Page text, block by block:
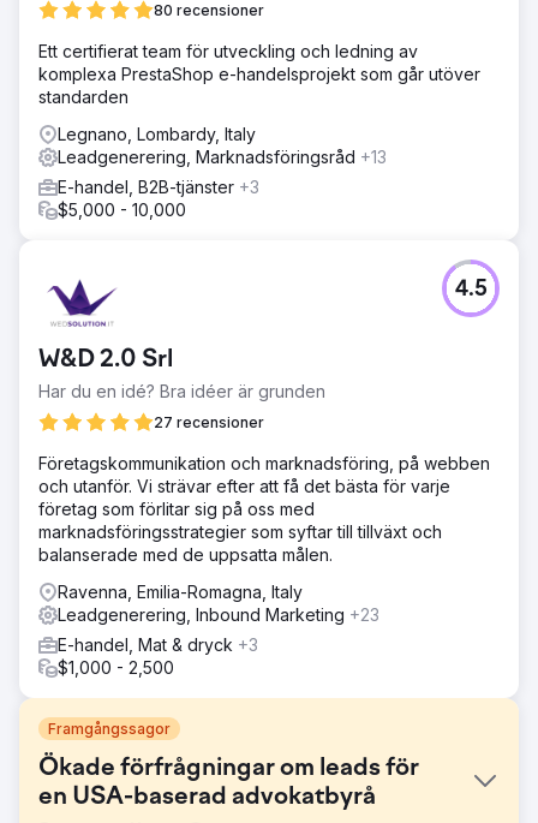
80 recensioner
Ett certifierat team för utveckling och ledning av
komplexa PrestaShop e-handelsprojekt som går utöver
standarden
Legnano, Lombardy, Italy
Leadgenerering, Marknadsföringsråd +13
E-handel, B2B-tjänster +3
$5,000 - 10,000
W&D 2.0 Srl
Har du en idé? Bra idéer är grunden
27 recensioner
4.5
Företagskommunikation och marknadsföring, på webben
och utanför. Vi strävar efter att få det bästa för varje
företag som förlitar sig på oss med
marknadsföringsstrategier som syftar till tillväxt och
balanserade med de uppsatta målen.
Ravenna, Emilia-Romagna, Italy
Leadgenerering, Inbound Marketing +23
E-handel, Mat & dryck +3
$1,000 - 2,500
Framgångssagor
Ökade förfrågningar om leads för
en USA-baserad advokatbyrå